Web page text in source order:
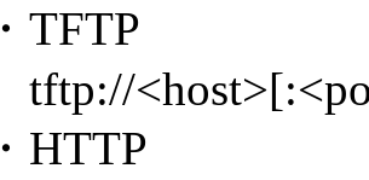
・TFTP
tftp://
・HTTP